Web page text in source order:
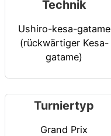
Technik
Ushiro-kesa-gatame
(rückwärtiger Kesa-
gatame)
Turniertyp
Grand Prix